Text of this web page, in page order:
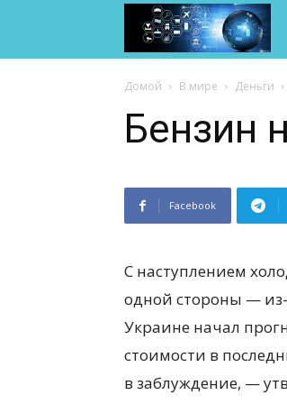
Домой В мире Деньги
Бензин
Facebook
С наступлением
одной стороны — из-
Украине начал
стоимости в
в заблуждение, —